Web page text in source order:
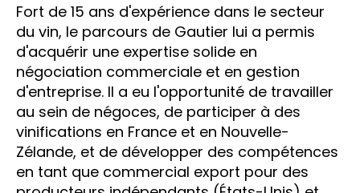
Fort de 15 ans d'expérience dans le secteur
du vin, le parcours de Gautier lui a permis
d'acquérir une expertise solide en
négociation commerciale et en gestion
d'entreprise. Il a eu l'opportunité de travailler
au sein de négoces, de participer à des
vinifications en France et en Nouvelle-
Zélande, et de développer des compétences
en tant que commercial export pour des